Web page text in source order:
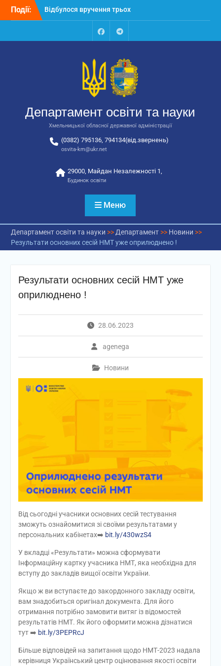
Перейти
Події:
Відбулося вручення трьох
автобусів для потреб
Відбулося засідання
освіти та науки обласної
державної адміністрації
Відбулась обласна
національно-патріотичне
виховання
FacebookTalegram
Департамент освіти та науки
Хмельницької обласної державної адміністрації
(0382) 795136, 794134(від.звернень)
osvita-km@ukr.net
29000, Майдан Незалежності 1,
Будинок освіти
Меню
Департамент освіти та науки >> Департамент>> Новини >>
Результати основних сесій НМТ уже оприлюднено !
Результати основних сесій НМТ уже
оприлюднено !
28.06.2023
agenega
Новини
Від сьогодні учасники основних сесій тестування
зможуть ознайомитися зі своїми результатами у
персональних кабінетах➡️ bit.ly/430wzS4
У вкладці «Результати» можна сформувати
Інформаційну картку учасника НМТ, яка необхідна для
вступу до закладів вищої освіти України.
Якщо ж ви вступаєте до закордонного закладу освіти,
вам знадобиться оригінал документа. Для його
отримання потрібно замовити витяг із відомостей
результатів НМТ. Як його оформити можна дізнатися
тут ➡️ bit.ly/3PEPRcJ
Більше відповідей на запитання щодо НМТ-2023 надала
керівниця Український центр оцінювання якості освіти